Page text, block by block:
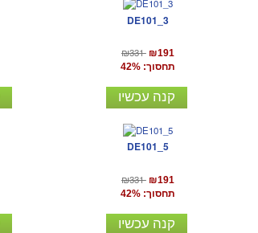
DE101_3
₪331 ₪191
תחסוך: 42%
קנה עכשיו
DE101_5
₪331 ₪191
תחסוך: 42%
קנה עכשיו